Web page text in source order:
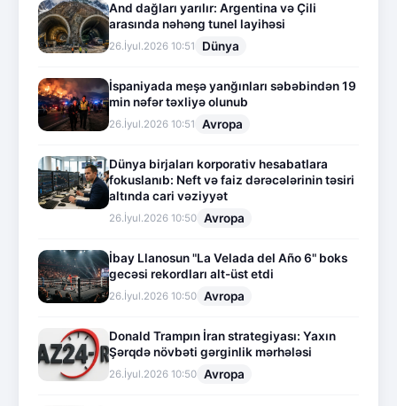
And dağları yarılır: Argentina və Çili
arasında nəhəng tunel layihəsi
26.İyul.2026 10:51 Dünya
İspaniyada meşə yanğınları səbəbindən 19
min nəfər təxliyə olunub
26.İyul.2026 10:51 Avropa
Dünya birjaları korporativ hesabatlara
fokuslanıb: Neft və faiz dərəcələrinin təsiri
altında cari vəziyyət
26.İyul.2026 10:50 Avropa
İbay Llanosun "La Velada del Año 6" boks
gecəsi rekordları alt-üst etdi
26.İyul.2026 10:50 Avropa
Donald Trampın İran strategiyası: Yaxın
Şərqdə növbəti gərginlik mərhələsi
26.İyul.2026 10:50 Avropa